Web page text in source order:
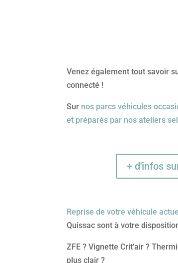
Venez également tout savoir
connecté !
Sur nos parcs véhicules
et préparés par nos ateliers
+ d'infos
Reprise de votre véhicule actuel
Quissac sont à votre
ZFE ? Vignette Crit’air ?
plus clair ?